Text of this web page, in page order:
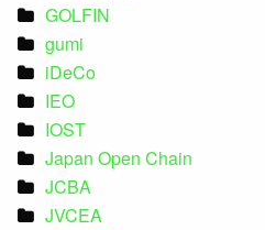
GOLFIN
gumi
iDeCo
IEO
IOST
Japan Open Chain
JCBA
JVCEA